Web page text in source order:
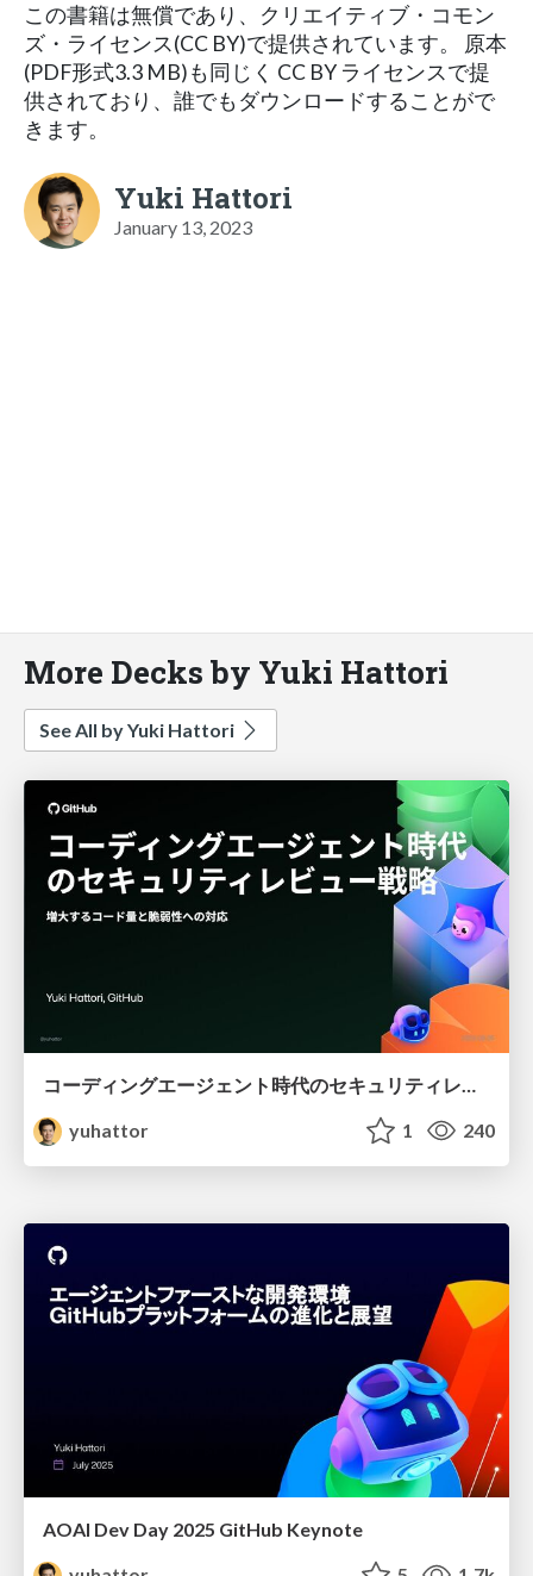
この書籍は無償であり、クリエイティブ・コモン
ズ・ライセンス(CC BY)で提供されています。 原本
(PDF形式3.3 MB)も同じく CC BY ライセンスで提
供されており、誰でもダウンロードすることがで
きます。
Yuki Hattori
January 13, 2023
More Decks by Yuki Hattori
See All by Yuki Hattori
コーディングエージェント時代のセキュリティレビュー戦略 - 増大するコード量と脆弱性への対応
yuhattor
1 240
AOAI Dev Day 2025 GitHub Keynote